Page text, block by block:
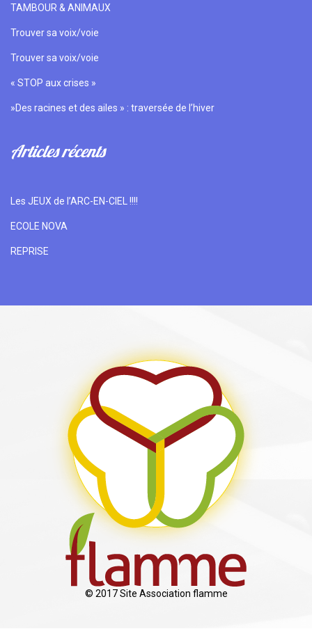
TAMBOUR & ANIMAUX
Trouver sa voix/voie
Trouver sa voix/voie
« STOP aux crises »
»Des racines et des ailes » : traversée de l’hiver
Articles récents
Les JEUX de l’ARC-EN-CIEL !!!!
ECOLE NOVA
REPRISE
© 2017 Site Association flamme